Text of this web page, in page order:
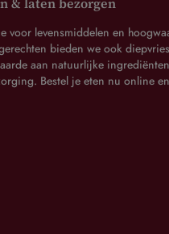
voor levensmiddelen en
bieden we ook
aan natuurlijke
Bestel je eten nu online